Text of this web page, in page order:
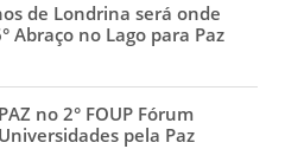
de Londrina será onde
Abraço no Lago para Paz
no 2° FOUP Fórum
pela Paz